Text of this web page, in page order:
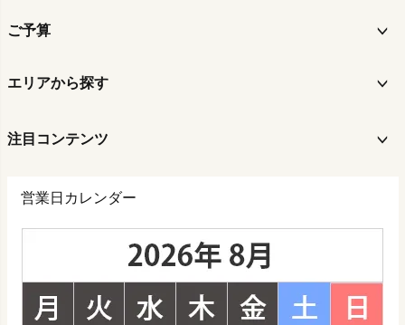
ご予算
エリアから探す
注目コンテンツ
営業日カレンダー